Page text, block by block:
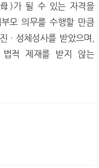
)가 될 수 있는 자격을
모 의무를 수행할 만큼
ㆍ성체성사를 받았으며,
적 제재를 받지 않는